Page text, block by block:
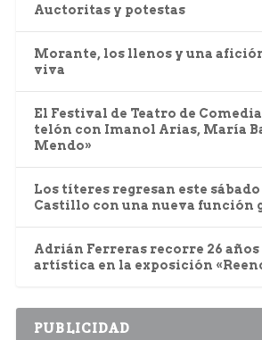
Auctoritas y potestas
Morante, los llenos y una
viva
El Festival de Teatro de
telón con Imanol Arias, María
Mendo»
Los títeres regresan este sábado
Castillo con una nueva función
Adrián Ferreras recorre 26
artística en la exposición
PUBLICIDAD